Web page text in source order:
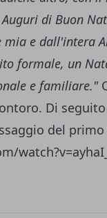
di Buon
e dall'intera
formale, un
e familiare."
Di
del